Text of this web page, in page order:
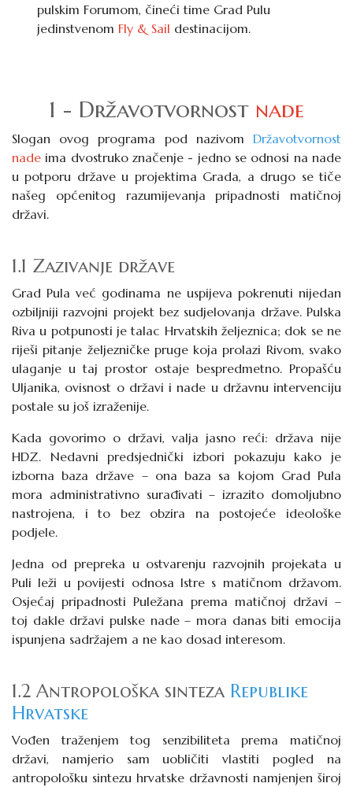
pulskim Forumom, čineći time Grad Pulu
jedinstvenom Fly & Sail destinacijom.
1 - Državotvornost nade
Slogan ovog programa pod nazivom Državotvornost
nade ima dvostruko značenje - jedno se odnosi na nade
u potporu države u projektima Grada, a drugo se tiče
našeg općenitog razumijevanja pripadnosti matičnoj
državi.
1.1 Zazivanje države
Grad Pula već godinama ne uspijeva pokrenuti nijedan
ozbiljniji razvojni projekt bez sudjelovanja države. Pulska
Riva u potpunosti je talac Hrvatskih željeznica; dok se ne
riješi pitanje željezničke pruge koja prolazi Rivom, svako
ulaganje u taj prostor ostaje bespredmetno. Propašću
Uljanika, ovisnost o državi i nade u državnu intervenciju
postale su još izraženije.
Kada govorimo o državi, valja jasno reći: država nije
HDZ. Nedavni predsjednički izbori pokazuju kako je
izborna baza države – ona baza sa kojom Grad Pula
mora administrativno surađivati – izrazito domoljubno
nastrojena, i to bez obzira na postojeće ideološke
podjele.
Jedna od prepreka u ostvarenju razvojnih projekata u
Puli leži u povijesti odnosa Istre s matičnom državom.
Osjećaj pripadnosti Puležana prema matičnoj državi –
toj dakle državi pulske nade – mora danas biti emocija
ispunjena sadržajem a ne kao dosad interesom.
1.2 Antropološka sinteza Republike
Hrvatske
Vođen traženjem tog senzibiliteta prema matičnoj
državi, namjerio sam uobličiti vlastiti pogled na
antropološku sintezu hrvatske državnosti namjenjen široj